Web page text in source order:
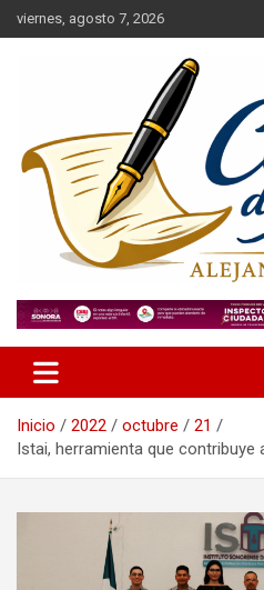
Saltar
al
viernes, agosto 7, 2026
Mi Carta de Hoy
Inicio 2022 octubre
21
Istai, herramienta que